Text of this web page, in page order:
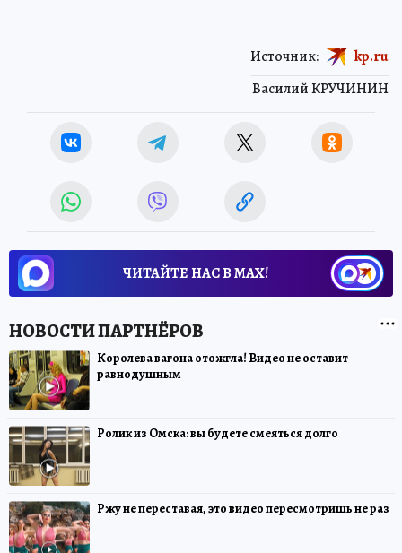
Василий КРУЧИНИН
Источник: kp.ru
ЧИТАЙТЕ НАС В МАХ!
Королева вагона отожгла! Видео не оставит
равнодушным
Ролик из Омска: вы будете смеяться долго
Ржу не переставая, это видео пересмотришь не раз